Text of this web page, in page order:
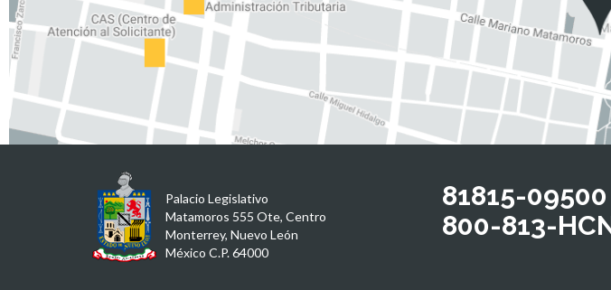
Palacio Legislativo
Matamoros 555 Ote, Centro
Monterrey, Nuevo León
México C.P. 64000
81815-09500
800-813-